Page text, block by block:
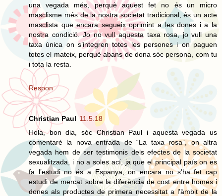
una vegada més, perquè aquest fet no és un micro
masclisme més de la nostra societat tradicional, és un acte
masclista que encara segueix oprimint a les dones i a la
nostra condició. Jo no vull aquesta taxa rosa, jo vull una
taxa única on s’integren totes les persones i on paguen
totes el mateix, perquè abans de dona sóc persona, com tu
i tota la resta.
Respon
Christian Paul 11.5.18
Hola, bon dia, sóc Christian Paul i aquesta vegada us
comentaré la nova entrada de “La taxa rosa”, on altra
vegada hem de ser testimonis dels efectes de la societat
sexualitzada, i no a soles ací, ja que el principal país on es
fa l’estudi no és a Espanya, on encara no s’ha fet cap
estudi de mercat sobre la diferència de cost entre homes i
dones als productes de primera necessitat a l’àmbit de la